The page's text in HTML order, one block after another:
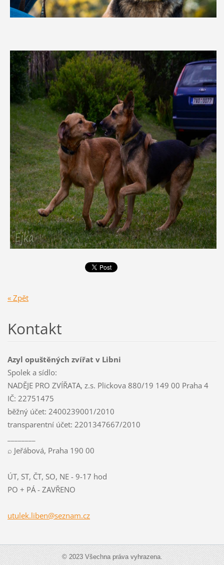
« Zpět
Kontakt
Azyl opuštěných zvířat v Libni
Spolek a sídlo:
NADĚJE PRO ZVÍŘATA, z.s. Plickova 880/19 149 00 Praha 4
IČ: 22751475
běžný účet: 2400239001/2010
transparentní účet: 2201347667/2010
⌕ Jeřábová, Praha 190 00
ÚT, ST, ČT, SO, NE - 9-17 hod
PO + PÁ - ZAVŘENO
utulek.liben@seznam.cz
© 2023 Všechna práva vyhrazena.